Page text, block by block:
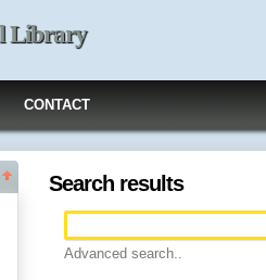
Library
CONTACT
Search results
Advanced search..